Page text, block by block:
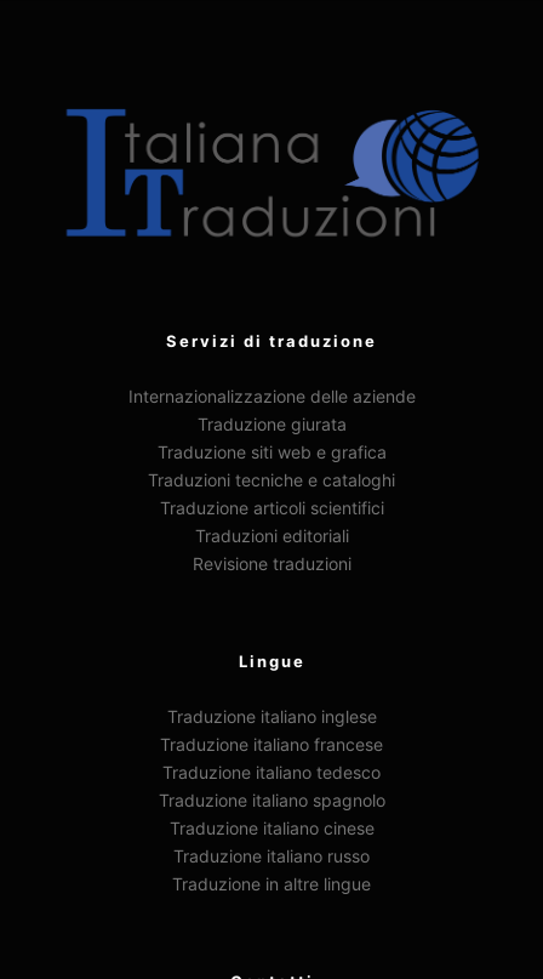
Servizi di traduzione
Internazionalizzazione delle aziende
Traduzione giurata
Traduzione siti web e grafica
Traduzioni tecniche e cataloghi
Traduzione articoli scientifici
Traduzioni editoriali
Revisione traduzioni
Lingue
Traduzione italiano inglese
Traduzione italiano francese
Traduzione italiano tedesco
Traduzione italiano spagnolo
Traduzione italiano cinese
Traduzione italiano russo
Traduzione in altre lingue